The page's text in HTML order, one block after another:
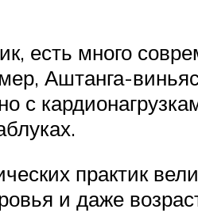
есть много
Аштанга-
с
практик
и даже